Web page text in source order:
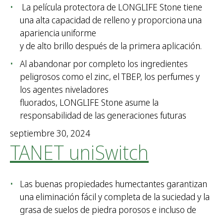
La película protectora de LONGLIFE Stone tiene
una alta capacidad de relleno y proporciona una
apariencia uniforme
y de alto brillo después de la primera aplicación.
Al abandonar por completo los ingredientes
peligrosos como el zinc, el TBEP, los perfumes y
los agentes niveladores
fluorados, LONGLIFE Stone asume la
responsabilidad de las generaciones futuras
septiembre 30, 2024
TANET uniSwitch
Las buenas propiedades humectantes garantizan
una eliminación fácil y completa de la suciedad y la
grasa de suelos de piedra porosos e incluso de